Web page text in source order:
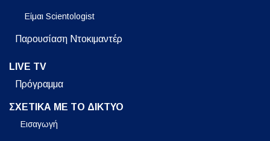
Είμαι Scientologist
Παρουσίαση Ντοκιμαντέρ
LIVE TV
Πρόγραμμα
ΣΧΕΤΙΚΑ ΜΕ ΤΟ ΔΙΚΤΥΟ
Εισαγωγή